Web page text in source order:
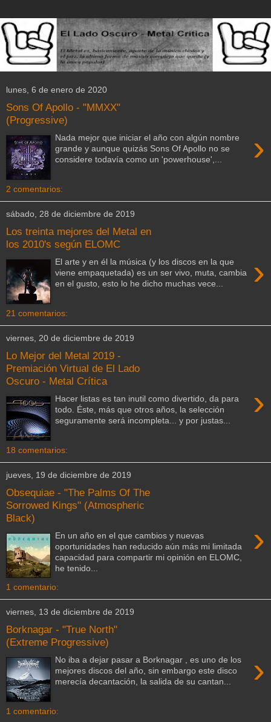
lunes, 6 de enero de 2020
Sons Of Apollo - "MMXX"
(Progressive)
›
Nada mejor que iniciar el año con algún nombre
grande y aunque quizás Sons Of Apollo no se
considere todavía como un 'powerhouse',...
2 comentarios:
sábado, 28 de diciembre de 2019
Los treinta mejores del Metal en
los 2010's según ELOMC
›
El arte y en él la música (y los discos en la que
viene empaquetada) es un ser vivo, muta, cambia
en el gusto, esto lo he dicho muchas vece...
21 comentarios:
viernes, 20 de diciembre de 2019
Lo Mejor del Metal 2019 -
Premiación Virtual de El Lado
Oscuro - Metal Crítica
›
Hacer listas es tan inutil como divertido, da para
todo. Éste, más que otros años, la selección
seguramente será incompleta... y por justas...
18 comentarios:
jueves, 19 de diciembre de 2019
Obsequiae - "The Palms Of The
Sorrowed Kings" (Atmospheric
Black)
›
En un año en el que cambios y nuevas
oportunidades han reducido aún más mi limitada
capacidad para compartir mi opinión en ELOMC,
he tenido...
1 comentario:
viernes, 13 de diciembre de 2019
Borknagar - "True North"
(Extreme Progressive)
›
No iba a dejar pasar a Borknagar , es uno de los
mejores discos del año, sin embargo este disco
merecía decantación, la salida de su cantan...
1 comentario: